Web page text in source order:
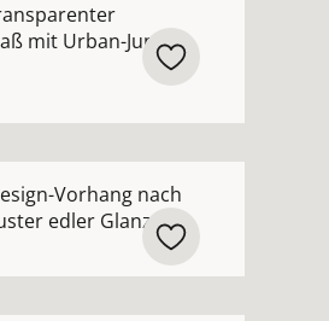
mit Urban-Jungle-
Vorhang nach
edler Glanz